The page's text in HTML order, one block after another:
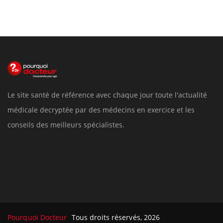
Le site santé de référence avec chaque jour toute l'actualité
médicale decryptée par des médecins en exercice et les
conseils des meilleurs spécialistes.
Pourquoi Docteur Tous droits réservés, 2026